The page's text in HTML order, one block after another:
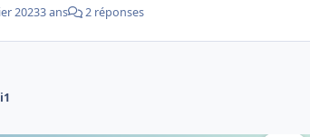
20233 ans 2 réponses